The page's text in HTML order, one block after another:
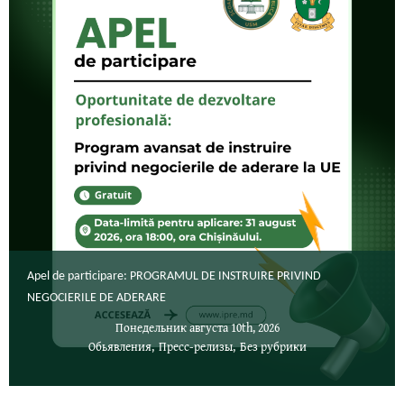
Apel de participare: PROGRAMUL DE INSTRUIRE PRIVIND
NEGOCIERILE DE ADERARE
Понедельник августа 10th, 2026
Обьявления, Пресс-релизы, Без рубрики